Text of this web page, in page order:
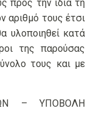
προς την ίδια τη
αριθμό τους έτσι
υλοποιηθεί κατά
της παρούσας
τους και με
– ΥΠΟΒΟΛΗ